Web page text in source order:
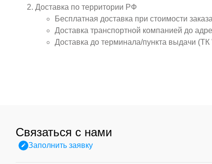
Доставка по территории РФ
Бесплатная доставка при стоимости
Доставка транспортной компанией до
Доставка до терминала/пункта выдачи
Связаться с нами
Заполнить заявку